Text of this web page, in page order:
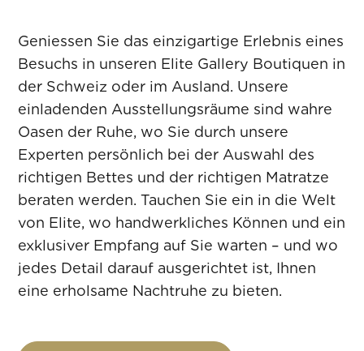
Geniessen Sie das einzigartige Erlebnis eines
Besuchs in unseren Elite Gallery Boutiquen in
der Schweiz oder im Ausland. Unsere
einladenden Ausstellungsräume sind wahre
Oasen der Ruhe, wo Sie durch unsere
Experten persönlich bei der Auswahl des
richtigen Bettes und der richtigen Matratze
beraten werden. Tauchen Sie ein in die Welt
von Elite, wo handwerkliches Können und ein
exklusiver Empfang auf Sie warten – und wo
jedes Detail darauf ausgerichtet ist, Ihnen
eine erholsame Nachtruhe zu bieten.